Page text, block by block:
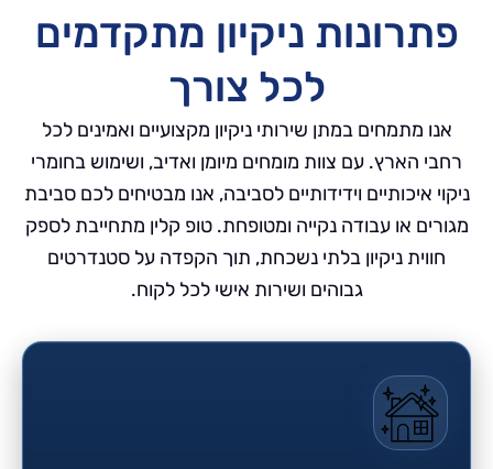
פתרונות ניקיון מתקדמים
לכל צורך
אנו מתמחים במתן שירותי ניקיון מקצועיים ואמינים לכל
רחבי הארץ. עם צוות מומחים מיומן ואדיב, ושימוש בחומרי
ניקוי איכותיים וידידותיים לסביבה, אנו מבטיחים לכם סביבת
מגורים או עבודה נקייה ומטופחת. טופ קלין מתחייבת לספק
חווית ניקיון בלתי נשכחת, תוך הקפדה על סטנדרטים
גבוהים ושירות אישי לכל לקוח.